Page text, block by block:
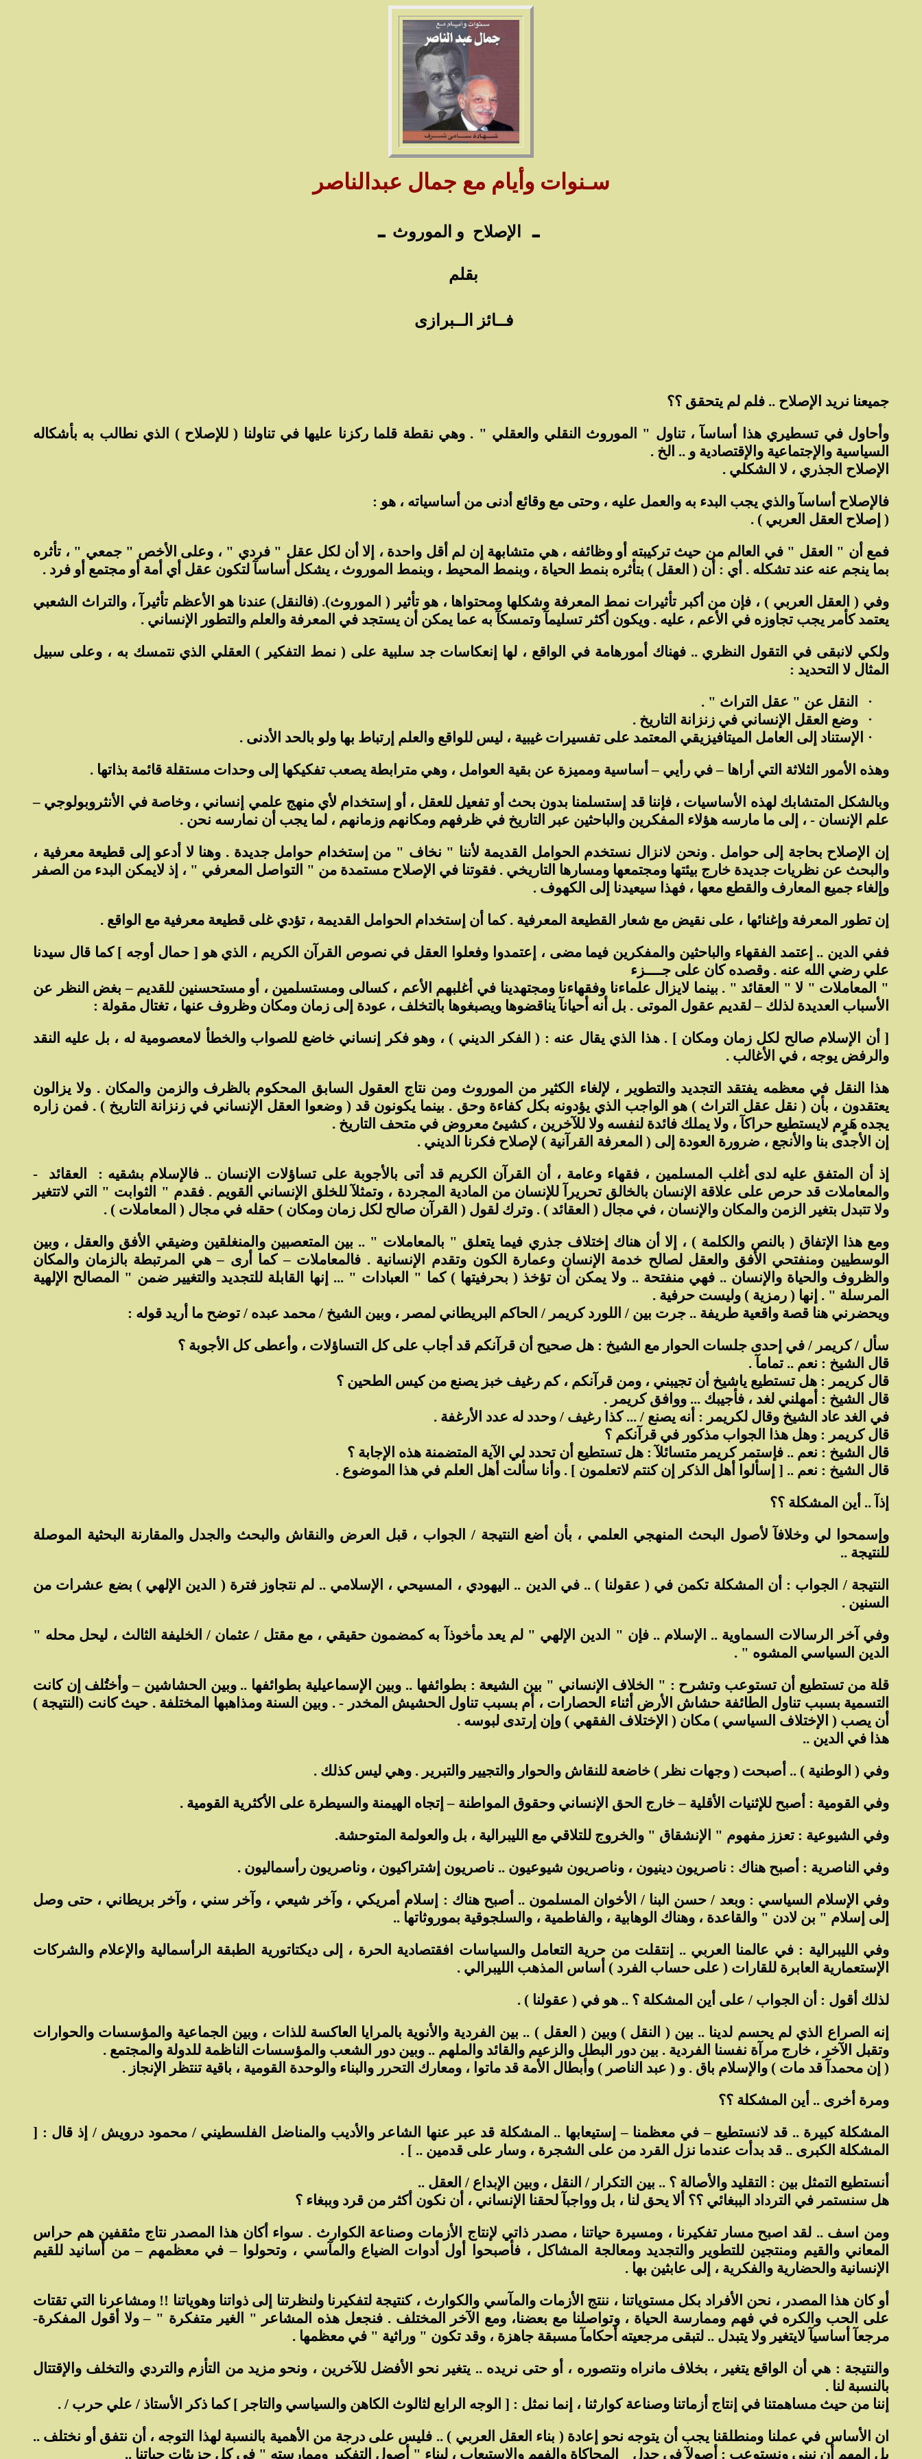
سـنوات وأيام مع جمال عبدالناصر
ـ
الإصلاح و الموروثـ
بقلم
فــائز الــبرازى
جميعنا نريد الإصلاح .. فلم لم يتحقق ؟؟
وأحاول في تسطيري هذا أساسآ ، تناول " الموروث النقلي والعقلي " . وهي نقطة قلما ركزنا عليها في تناولنا ( للإصلاح ) الذي نطالب به بأشكاله
السياسية والإجتماعية والإقتصادية و .. الخ .
الإصلاح الجذري ، لا الشكلي .
فالإصلاح أساسآ والذي يجب البدء به والعمل عليه ، وحتى مع وقائع أدنى من أساسياته ، هو :
( إصلاح العقل العربي ) .
فمع أن " العقل " في العالم من حيث تركيبته أو وظائفه ، هي متشابهة إن لم أقل واحدة ، إلا أن لكل عقل " فردي " ، وعلى الأخص " جمعي " ، تأثره
بما ينجم عنه عند تشكله . أي : أن ( العقل ) بتأثره بنمط الحياة ، وبنمط المحيط ، وبنمط الموروث ، يشكل أساسآ لتكون عقل أي أمة أو مجتمع أو فرد .
وفي ( العقل العربي ) ، فإن من أكبر تأثيرات نمط المعرفة وشكلها ومحتواها ، هو تأثير ( الموروث). (فالنقل) عندنا هو الأعظم تأثيرآ ، والتراث الشعبي
يعتمد كأمر يجب تجاوزه في الأعم ، عليه . ويكون أكثر تسليمآ وتمسكآ به عما يمكن أن يستجد في المعرفة والعلم والتطور الإنساني .
ولكي لانبقى في التقول النظري .. فهناك أمورهامة في الواقع ، لها إنعكاسات جد سلبية على ( نمط التفكير ) العقلي الذي نتمسك به ، وعلى سبيل
المثال لا التحديد :
·
النقل عن " عقل التراث " .
·
وضع العقل الإنساني في زنزانة التاريخ .
· الإستناد إلى العامل الميتافيزيقي المعتمد على تفسيرات غيبية ، ليس للواقع والعلم إرتباط بها ولو بالحد الأدنى .
وهذه الأمور الثلاثة التي أراها – في رأيي – أساسية ومميزة عن بقية العوامل ، وهي مترابطة يصعب تفكيكها إلى وحدات مستقلة قائمة بذاتها .
وبالشكل المتشابك لهذه الأساسيات ، فإننا قد إستسلمنا بدون بحث أو تفعيل للعقل ، أو إستخدام لأي منهج علمي إنساني ، وخاصة في الأنثروبولوجي –
علم الإنسان - ، إلى ما مارسه هؤلاء المفكرين والباحثين عبر التاريخ في ظرفهم ومكانهم وزمانهم ، لما يجب أن نمارسه نحن .
إن الإصلاح بحاجة إلى حوامل . ونحن لانزال نستخدم الحوامل القديمة لأننا " نخاف " من إستخدام حوامل جديدة . وهنا لا أدعو إلى قطيعة معرفية ،
والبحث عن نظريات جديدة خارج بيئتها ومجتمعها ومسارها التاريخي . فقوتنا في الإصلاح مستمدة من " التواصل المعرفي " ، إذ لايمكن البدء من الصفر
وإلغاء جميع المعارف والقطع معها ، فهذا سيعيدنا إلى الكهوف .
إن تطور المعرفة وإغنائها ، على نقيض مع شعار القطيعة المعرفية . كما أن إستخدام الحوامل القديمة ، تؤدي غلى قطيعة معرفية مع الواقع .
ففي الدين .. إعتمد الفقهاء والباحثين والمفكرين فيما مضى ، إعتمدوا وفعلوا العقل في نصوص القرآن الكريم ، الذي هو [ حمال أوجه ] كما قال سيدنا
علي رضي الله عنه . وقصده كان على جــــزء
" المعاملات " لا " العقائد " . بينما لايزال علماءنا وفقهاءنا ومجتهدينا في أغلبهم الأعم ، كسالى ومستسلمين ، أو مستحسنين للقديم – بغض النظر عن
الأسباب العديدة لذلك – لقديم عقول الموتى . بل أنه أحيانآ يناقضوها ويصبغوها بالتخلف ، عودة إلى زمان ومكان وظروف عنها ، تغتال مقولة :
[ أن الإسلام صالح لكل زمان ومكان ] . هذا الذي يقال عنه : ( الفكر الديني ) ، وهو فكر إنساني خاضع للصواب والخطأ لامعصومية له ، بل عليه النقد
والرفض يوجه ، في الأغالب .
هذا النقل في معظمه يفتقد التجديد والتطوير ، لإلغاء الكثير من الموروث ومن نتاج العقول السابق المحكوم بالظرف والزمن والمكان . ولا يزالون
يعتقدون ، بأن ( نقل عقل التراث ) هو الواجب الذي يؤدونه بكل كفاءة وحق . بينما يكونون قد ( وضعوا العقل الإنساني في زنزانة التاريخ ) . فمن زاره
يجده هَرٍم لايستطيع حراكآ ، ولا يملك فائدة لنفسه ولا للآخرين ، كشيئ معروض في متحف التاريخ .
إن الأجدى بنا والأنجع ، ضرورة العودة إلى ( المعرفة القرآنية ) لإصلاح فكرنا الديني .
إذ أن المتفق عليه لدى أغلب المسلمين ، فقهاء وعامة ، أن القرآن الكريم قد أتى بالأجوبة على تساؤلات الإنسان .. فالإسلام بشقيه :
العقائد
-
والمعاملات قد حرص على علاقة الإنسان بالخالق تحريرآ للإنسان من المادية المجردة ، وتمثلآ للخلق الإنساني القويم . فقدم " الثوابت " التي لاتتغير
ولا تتبدل بتغير الزمن والمكان والإنسان ، في مجال ( العقائد ) . وترك لقول ( القرآن صالح لكل زمان ومكان ) حقله في مجال ( المعاملات ) .
ومع هذا الإتفاق ( بالنص والكلمة ) ، إلا أن هناك إختلاف جذري فيما يتعلق " بالمعاملات " .. بين المتعصبين والمنغلقين وضيقي الأفق والعقل ، وبين
الوسطيين ومنفتحي الأفق والعقل لصالح خدمة الإنسان وعمارة الكون وتقدم الإنسانية . فالمعاملات – كما أرى – هي المرتبطة بالزمان والمكان
والظروف والحياة والإنسان .. فهي منفتحة .. ولا يمكن أن تؤخذ ( بحرفيتها ) كما " العبادات " ... إنها القابلة للتجديد والتغيير ضمن " المصالح الإلهية
المرسلة " . إنها ( رمزية ) وليست حرفية .
ويحضرني هنا قصة واقعية طريفة .. جرت بين / اللورد كريمر / الحاكم البريطاني لمصر ، وبين الشيخ / محمد عبده / توضح ما أريد قوله :
سأل / كريمر / في إحدى جلسات الحوار مع الشيخ : هل صحيح أن قرآنكم قد أجاب على كل التساؤلات ، وأعطى كل الأجوبة ؟
قال الشيخ : نعم .. تمامآ .
قال كريمر : هل تستطيع ياشيخ أن تجيبني ، ومن قرآنكم ، كم رغيف خبز يصنع من كيس الطحين ؟
قال الشيخ : أمهلني لغد ، فأجيبك ... ووافق كريمر .
في الغد عاد الشيخ وقال لكريمر : أنه يصنع / ... كذا رغيف / وحدد له عدد الأرغفة .
قال كريمر : وهل هذا الجواب مذكور في قرآنكم ؟
قال الشيخ : نعم .. فإستمر كريمر متسائلآ : هل تستطيع أن تحدد لي الآية المتضمنة هذه الإجابة ؟
قال الشيخ : نعم .. [ إسألوا أهل الذكر إن كنتم لاتعلمون ] . وأنا سألت أهل العلم في هذا الموضوع .
إذآ .. أين المشكلة ؟؟
وإسمحوا لي وخلافآ لأصول البحث المنهجي العلمي ، بأن أضع النتيجة / الجواب ، قبل العرض والنقاش والبحث والجدل والمقارنة البحثية الموصلة
للنتيجة ..
النتيجة / الجواب : أن المشكلة تكمن في ( عقولنا ) .. في الدين .. اليهودي ، المسيحي ، الإسلامي .. لم نتجاوز فترة ( الدين الإلهي ) بضع عشرات من
السنين .
وفي آخر الرسالات السماوية .. الإسلام .. فإن " الدين الإلهي " لم يعد مأخوذآ به كمضمون حقيقي ، مع مقتل / عثمان / الخليفة الثالث ، ليحل محله "
الدين السياسي المشوه " .
قلة من تستطيع أن تستوعب وتشرح : " الخلاف الإنساني " بين الشيعة : بطوائفها .. وبين الإسماعيلية بطوائفها .. وبين الحشاشين – وأختُلف إن كانت
التسمية بسبب تناول الطائفة حشاش الأرض أثناء الحصارات ، أم بسبب تناول الحشيش المخدر - . وبين السنة ومذاهبها المختلفة . حيث كانت (النتيجة )
أن يصب ( الإختلاف السياسي ) مكان ( الإختلاف الفقهي ) وإن إرتدى لبوسه .
هذا في الدين ..
وفي ( الوطنية ) .. أصبحت ( وجهات نظر ) خاضعة للنقاش والحوار والتجيير والتبرير . وهي ليس كذلك .
وفي القومية : أصبح للإثنيات الأقلية – خارج الحق الإنساني وحقوق المواطنة – إتجاه الهيمنة والسيطرة على الأكثرية القومية .
وفي الشيوعية : تعزز مفهوم " الإنشقاق " والخروج للتلاقي مع الليبرالية ، بل والعولمة المتوحشة.
وفي الناصرية : أصبح هناك : ناصريون دينيون ، وناصريون شيوعيون .. ناصريون إشتراكيون ، وناصريون رأسماليون .
وفي الإسلام السياسي : وبعد / حسن البنا / الأخوان المسلمون .. أصبح هناك : إسلام أمريكي ، وآخر شيعي ، وآخر سني ، وآخر بريطاني ، حتى وصل
إلى إسلام " بن لادن " والقاعدة ، وهناك الوهابية ، والفاطمية ، والسلجوقية بموروثاتها ..
وفي الليبرالية : في عالمنا العربي .. إنتقلت من حرية التعامل والسياسات افقتصادية الحرة ، إلى ديكتاتورية الطبقة الرأسمالية والإعلام والشركات
الإستعمارية العابرة للقارات ( على حساب الفرد ) أساس المذهب الليبرالي .
لذلك أقول : أن الجواب / على أين المشكلة ؟ .. هو في ( عقولنا ) .
إنه الصراع الذي لم يحسم لدينا .. بين ( النقل ) وبين ( العقل ) .. بين الفردية والأنوية بالمرايا العاكسة للذات ، وبين الجماعية والمؤسسات والحوارات
وتقبل الآخر ، خارج مرآة نفسنا الفردية . بين دور البطل والزعيم والقائد والملهم .. وبين دور الشعب والمؤسسات الناظمة للدولة والمجتمع .
( إن محمدآ قد مات ) والإسلام باق . و ( عبد الناصر ) وأبطال الأمة قد ماتوا ، ومعارك التحرر والبناء والوحدة القومية ، باقية تنتظر الإنجاز .
ومرة أخرى .. أين المشكلة ؟؟
المشكلة كبيرة .. قد لانستطيع – في معظمنا – إستيعابها .. المشكلة قد عبر عنها الشاعر والأديب والمناضل الفلسطيني / محمود درويش / إذ قال : [
المشكلة الكبرى .. قد بدأت عندما نزل القرد من على الشجرة ، وسار على قدمين .. ] .
أنستطيع التمثل بين : التقليد والأصالة ؟ .. بين التكرار / النقل ، وبين الإبداع / العقل ..
هل سنستمر في الترداد الببغائي ؟؟ ألا يحق لنا ، بل وواجبآ لحقنا الإنساني ، أن نكون أكثر من قرد وببغاء ؟
ومن اسف .. لقد اصبح مسار تفكيرنا ، ومسيرة حياتنا ، مصدر ذاتي لإنتاج الأزمات وصناعة الكوارث . سواء أكان هذا المصدر نتاج مثقفين هم حراس
المعاني والقيم ومنتجين للتطوير والتجديد ومعالجة المشاكل ، فأصبحوا أول أدوات الضياع والمآسي ، وتحولوا – في معظمهم – من أسانيد للقيم
الإنسانية والحضارية والفكرية ، إلى عابثين بها .
أو كان هذا المصدر ، نحن الأفراد بكل مستوياتنا ، ننتج الأزمات والمآسي والكوارث ، كنتيجة لتفكيرنا ولنظرتنا إلى ذواتنا وهوياتنا !! ومشاعرنا التي تقتات
على الحب والكره في فهم وممارسة الحياة ، وتواصلنا مع بعضنا، ومع الآخر المختلف . فنجعل هذه المشاعر " الغير متفكرة " – ولا أقول المفكرة-
مرجعآ أساسيآ لايتغير ولا يتبدل .. لتبقى مرجعيته أحكامآ مسبقة جاهزة ، وقد تكون " وراثية " في معظمها .
والنتيجة : هي أن الواقع يتغير ، بخلاف مانراه ونتصوره ، أو حتى نريده .. يتغير نحو الأفضل للآخرين ، ونحو مزيد من التأزم والتردي والتخلف والإقتتال
بالنسبة لنا .
إننا من حيث مساهمتنا في إنتاج أزماتنا وصناعة كوارثنا ، إنما نمثل : [ الوجه الرابع لثالوث الكاهن والسياسي والتاجر ] كما ذكر الأستاذ / علي حرب / .
ان الأساس في عملنا ومنطلقنا يجب أن يتوجه نحو إعادة ( بناء العقل العربي ) .. فليس على درجة من الأهمية بالنسبة لهذا التوجه ، أن نتفق أو نختلف ..
بل المهم أن نبني ونستوعب : أصولآ في جدل
المحاكاة والفهم والإستيعاب ، لبناء " أصول التفكير وممارسته " في كل جزيئات حياتنا ..